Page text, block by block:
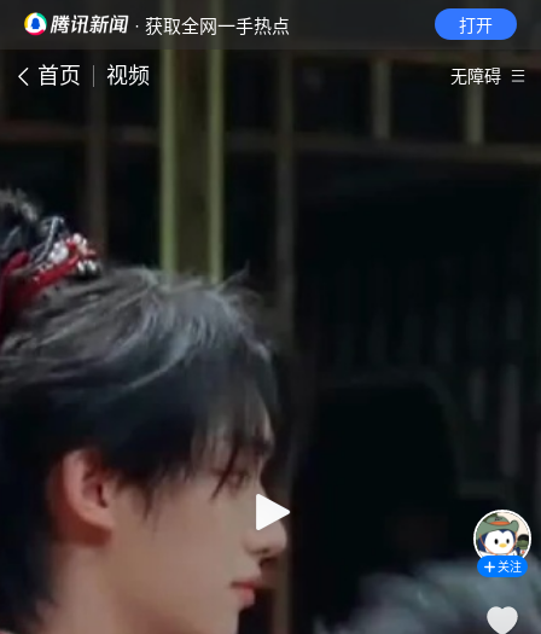
· 获取全网一手热点 打开
首页 视频 无障碍
关注